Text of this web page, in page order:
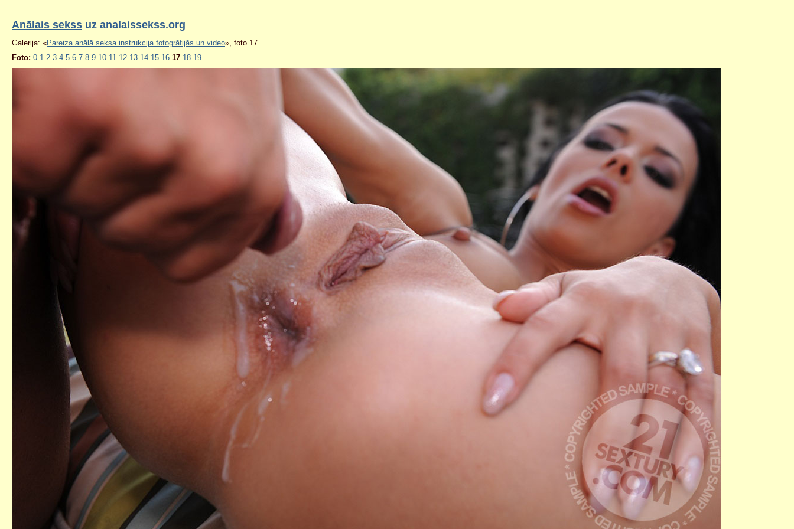
Anālais sekss uz analaissekss.org
Galerija: «Pareiza anālā seksa instrukcija fotogrāfijās un video», foto 17
Foto: 0 1 2 3 4 5 6 7 8 9 10 11 12 13 14 15 16 17 18 19